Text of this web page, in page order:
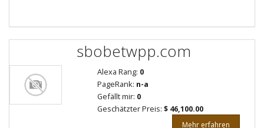
sbobetwpp.com
Alexa Rang: 0
PageRank: n-a
Gefällt mir: 0
Geschätzter Preis: $ 46,100.00
Mehr erfahren